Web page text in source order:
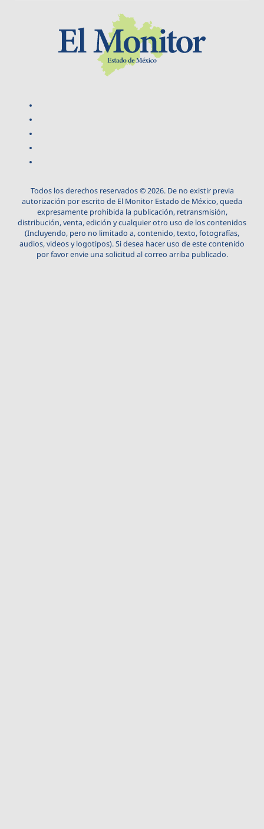
Todos los derechos reservados © 2026. De no existir previa
autorización por escrito de El Monitor Estado de México, queda
expresamente prohibida la publicación, retransmisión,
distribución, venta, edición y cualquier otro uso de los contenidos
(Incluyendo, pero no limitado a, contenido, texto, fotografías,
audios, videos y logotipos). Si desea hacer uso de este contenido
por favor envie una solicitud al correo arriba publicado.